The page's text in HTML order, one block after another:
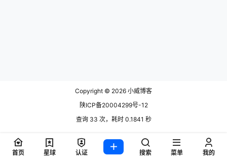
Copyright © 2026 小威博客
陕ICP备20004299号-12
查询 33 次，耗时 0.1841 秒
首页 星球 认证 搜索 菜单 我的